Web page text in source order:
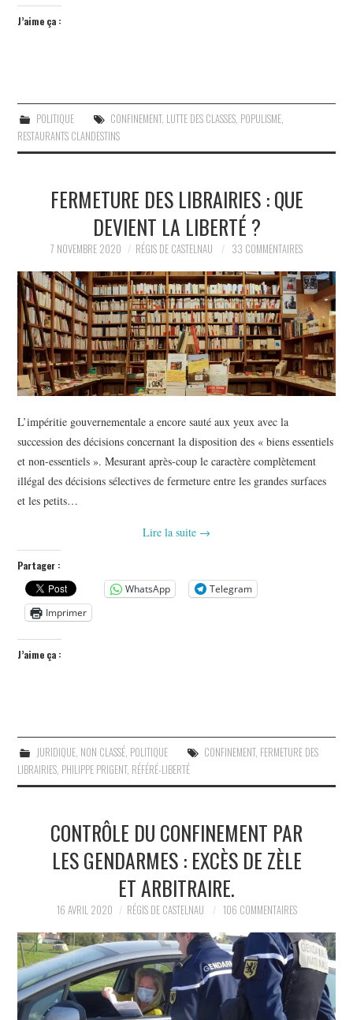
J’aime ça :
POLITIQUE CONFINEMENT, LUTTE DES CLASSES, POPULISME,
RESTAURANTS CLANDESTINS
FERMETURE DES LIBRAIRIES : QUE
DEVIENT LA LIBERTÉ ?
7 NOVEMBRE 2020 RÉGIS DE CASTELNAU 33 COMMENTAIRES
L’impéritie gouvernementale a encore sauté aux yeux avec la
succession des décisions concernant la disposition des « biens essentiels
et non-essentiels ». Mesurant après-coup le caractère complètement
illégal des décisions sélectives de fermeture entre les grandes surfaces
et les petits…
Lire la suite →
Partager :
WhatsApp
Telegram
Imprimer
J’aime ça :
JURIDIQUE, NON CLASSÉ, POLITIQUE CONFINEMENT, FERMETURE DES
LIBRAIRIES, PHILIPPE PRIGENT, RÉFÉRÉ-LIBERTÉ
CONTRÔLE DU CONFINEMENT PAR
LES GENDARMES : EXCÈS DE ZÈLE
ET ARBITRAIRE.
16 AVRIL 2020 RÉGIS DE CASTELNAU 106 COMMENTAIRES